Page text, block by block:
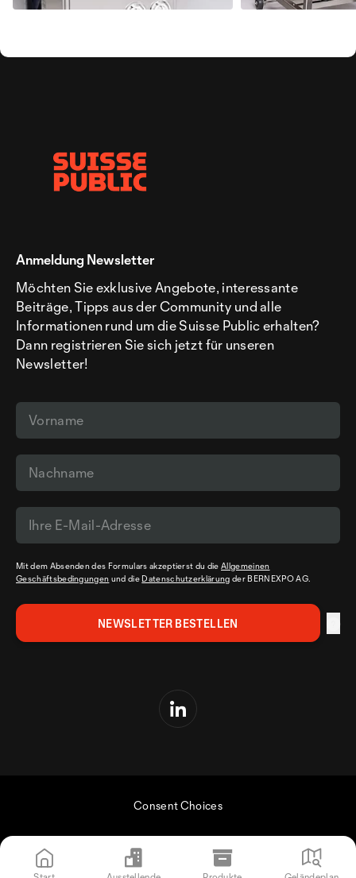
Anmeldung Newsletter
Möchten Sie exklusive Angebote, interessante
Beiträge, Tipps aus der Community und alle
Informationen rund um die Suisse Public erhalten?
Dann registrieren Sie sich jetzt für unseren
Newsletter!
Mit dem Absenden des Formulars akzeptierst du dieAllgemeinen
Geschäftsbedingungen und die Datenschutzerklärung der BERNEXPO AG.
Consent Choices